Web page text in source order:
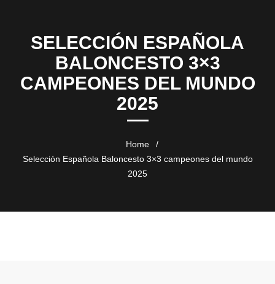
SELECCIÓN ESPAÑOLA
BALONCESTO 3×3
CAMPEONES DEL MUNDO
2025
Home
Selección Española Baloncesto 3×3 campeones del mundo
2025